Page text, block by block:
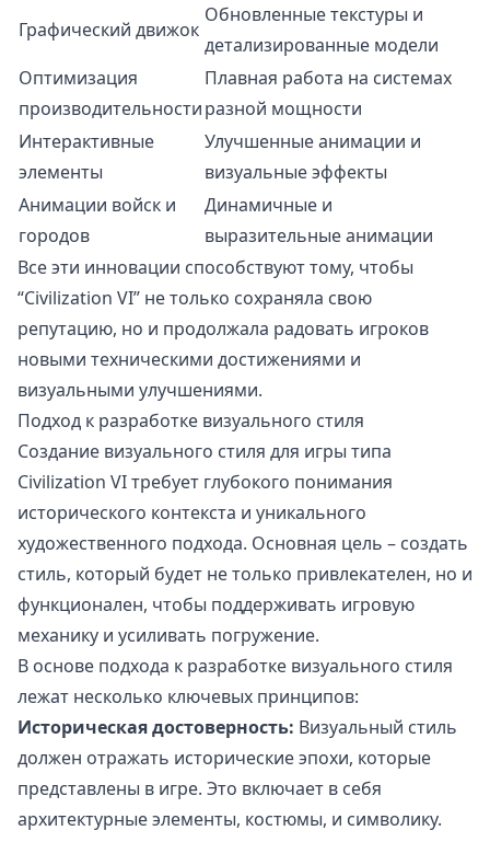
Графический движок
Обновленные текстуры и
детализированные модели
Оптимизация
производительности
Плавная работа на системах
разной мощности
Интерактивные
элементы
Улучшенные анимации и
визуальные эффекты
Анимации войск и
городов
Динамичные и
выразительные анимации
Все эти инновации способствуют тому, чтобы
“Civilization VI” не только сохраняла свою
репутацию, но и продолжала радовать игроков
новыми техническими достижениями и
визуальными улучшениями.
Подход к разработке визуального стиля
Создание визуального стиля для игры типа
Civilization VI требует глубокого понимания
исторического контекста и уникального
художественного подхода. Основная цель – создать
стиль, который будет не только привлекателен, но и
функционален, чтобы поддерживать игровую
механику и усиливать погружение.
В основе подхода к разработке визуального стиля
лежат несколько ключевых принципов:
Историческая достоверность: Визуальный стиль
должен отражать исторические эпохи, которые
представлены в игре. Это включает в себя
архитектурные элементы, костюмы, и символику.